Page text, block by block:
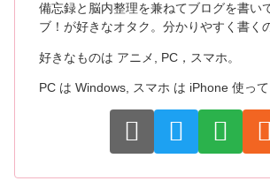
備忘録と脳内整理を兼ねてブログを書い
ブ！が好きなオタク。分かりやすく書く
好きなものは アニメ, PC，スマホ。
PC は Windows, スマホ は iPhone 使って